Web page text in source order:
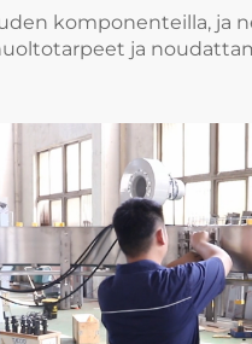
komponenteilla, ja
ja